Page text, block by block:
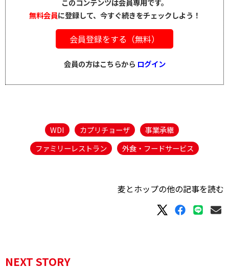
このコンテンツは会員専用です。
無料会員に登録して、今すぐ続きをチェックしよう！
会員登録をする（無料）
会員の方はこちらから ログイン
WDI カプリチョーザ
事業承継
ファミリーレストラン
外食・フードサービス
麦とホップの他の記事を読む
NEXT STORY